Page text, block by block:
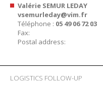
Valérie SEMUR LEDAY
vsemurleday@vim.fr
Téléphone : 05 49 06 72 03
Fax:
Postal address:
LOGISTICS FOLLOW-UP